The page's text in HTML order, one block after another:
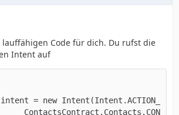
Code für dich. Du rufst die
Intent auf